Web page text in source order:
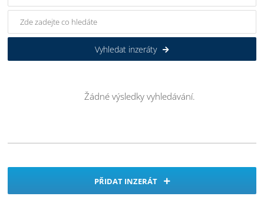
Vyhledat inzeráty
Žádné výsledky vyhledávání.
PŘIDAT INZERÁT